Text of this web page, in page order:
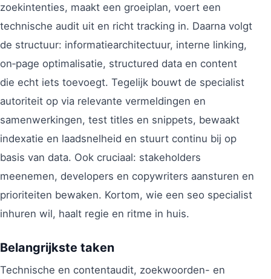
zoekintenties, maakt een groeiplan, voert een
technische audit uit en richt tracking in. Daarna volgt
de structuur: informatiearchitectuur, interne linking,
on‑page optimalisatie, structured data en content
die echt iets toevoegt. Tegelijk bouwt de specialist
autoriteit op via relevante vermeldingen en
samenwerkingen, test titles en snippets, bewaakt
indexatie en laadsnelheid en stuurt continu bij op
basis van data. Ook cruciaal: stakeholders
meenemen, developers en copywriters aansturen en
prioriteiten bewaken. Kortom, wie een seo specialist
inhuren wil, haalt regie en ritme in huis.
Belangrijkste taken
Technische en contentaudit, zoekwoorden- en